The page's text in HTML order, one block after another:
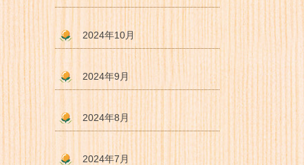
2024年10月
2024年9月
2024年8月
2024年7月